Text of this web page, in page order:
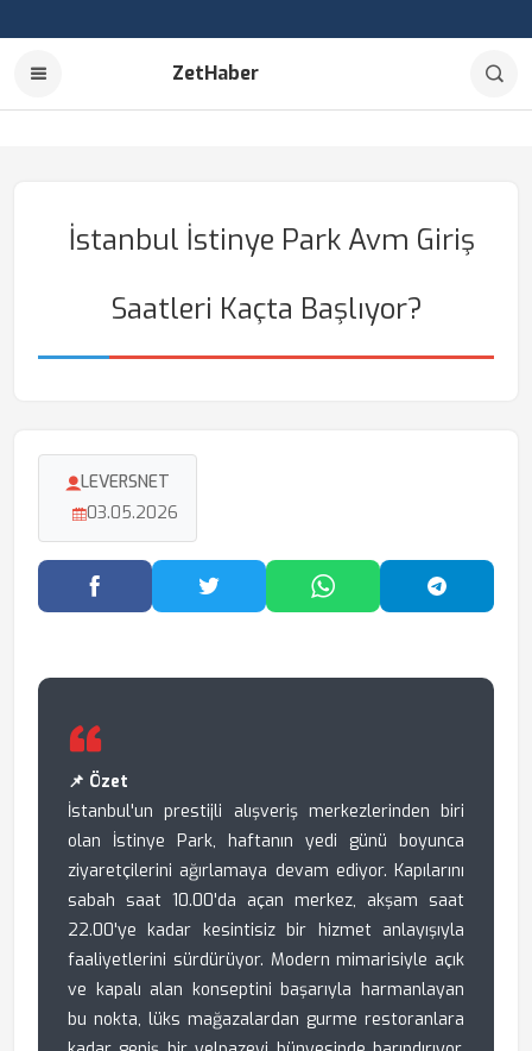
ZetHaber
İstanbul İstinye Park Avm Giriş
Saatleri Kaçta Başlıyor?
LEVERSNET
03.05.2026
Facebook'ta PaylaşTwitter'da PaylaşWhatsApp'ta Paylaş
📌 Özet
İstanbul'un prestijli alışveriş merkezlerinden biri
olan İstinye Park, haftanın yedi günü boyunca
ziyaretçilerini ağırlamaya devam ediyor. Kapılarını
sabah saat 10.00'da açan merkez, akşam saat
22.00'ye kadar kesintisiz bir hizmet anlayışıyla
faaliyetlerini sürdürüyor. Modern mimarisiyle açık
ve kapalı alan konseptini başarıyla harmanlayan
bu nokta, lüks mağazalardan gurme restoranlara